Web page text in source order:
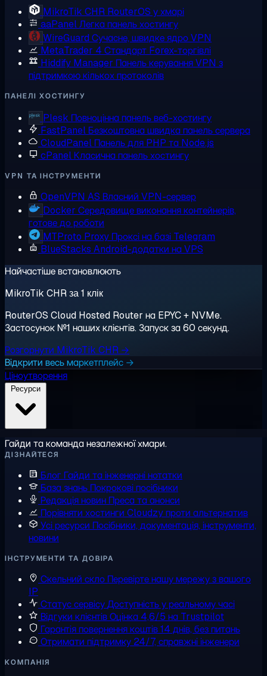
MikroTik CHR RouterOS у хмарі
aaPanelЛегка панель хостингу
WireGuard Сучасне, швидке ядро VPN
MetaTrader 4 Стандарт Forex-торгівлі
Hiddify Manager Панель керування VPN з
підтримкою кількох протоколів
ПАНЕЛІ ХОСТИНГУ
Plesk Повноцінна панель веб-хостингу
FastPanelБезкоштовна швидка панель сервера
CloudPanel Панель для PHP та Node.js
cPanelКласична панель хостингу
VPN ТА ІНСТРУМЕНТИ
OpenVPN AS Власний VPN-сервер
Docker Середовище виконання контейнерів,
готове до роботи
MTProto Proxy Проксі на базі Telegram
BlueStacks Android-додатки на VPS
Найчастіше встановлюють
MikroTik CHR за 1 клік
RouterOS Cloud Hosted Router на EPYC + NVMe.
Застосунок №1 наших клієнтів. Запуск за 60 секунд.
Розгорнути MikroTik CHR →
Відкрити весь маркетплейс →
Ціноутворення
Гайди та команда незалежної хмари.
ДІЗНАЙТЕСЯ
Блог Гайди та інженерні нотатки
База знань Покрокові посібники
Редакція новин Преса та анонси
Порівняти хостинги Cloudzy проти альтернатив
Усі ресурси Посібники, документація, інструменти,
новини
ІНСТРУМЕНТИ ТА ДОВІРА
Скельний скло Перевірте нашу мережу з вашого
IP
Статус сервісуДоступність у реальному часі
Відгуки клієнтівОцінка 4,6/5 на Trustpilot
Гарантія повернення коштів14 днів, без питань
Отримати підтримку 24/7, справжні інженери
КОМПАНІЯ